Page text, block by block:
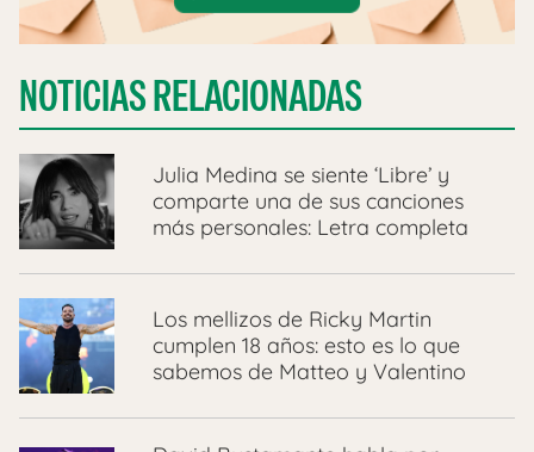
NOTICIAS RELACIONADAS
Julia Medina se siente ‘Libre’ y
comparte una de sus canciones
más personales: Letra completa
Los mellizos de Ricky Martin
cumplen 18 años: esto es lo que
sabemos de Matteo y Valentino